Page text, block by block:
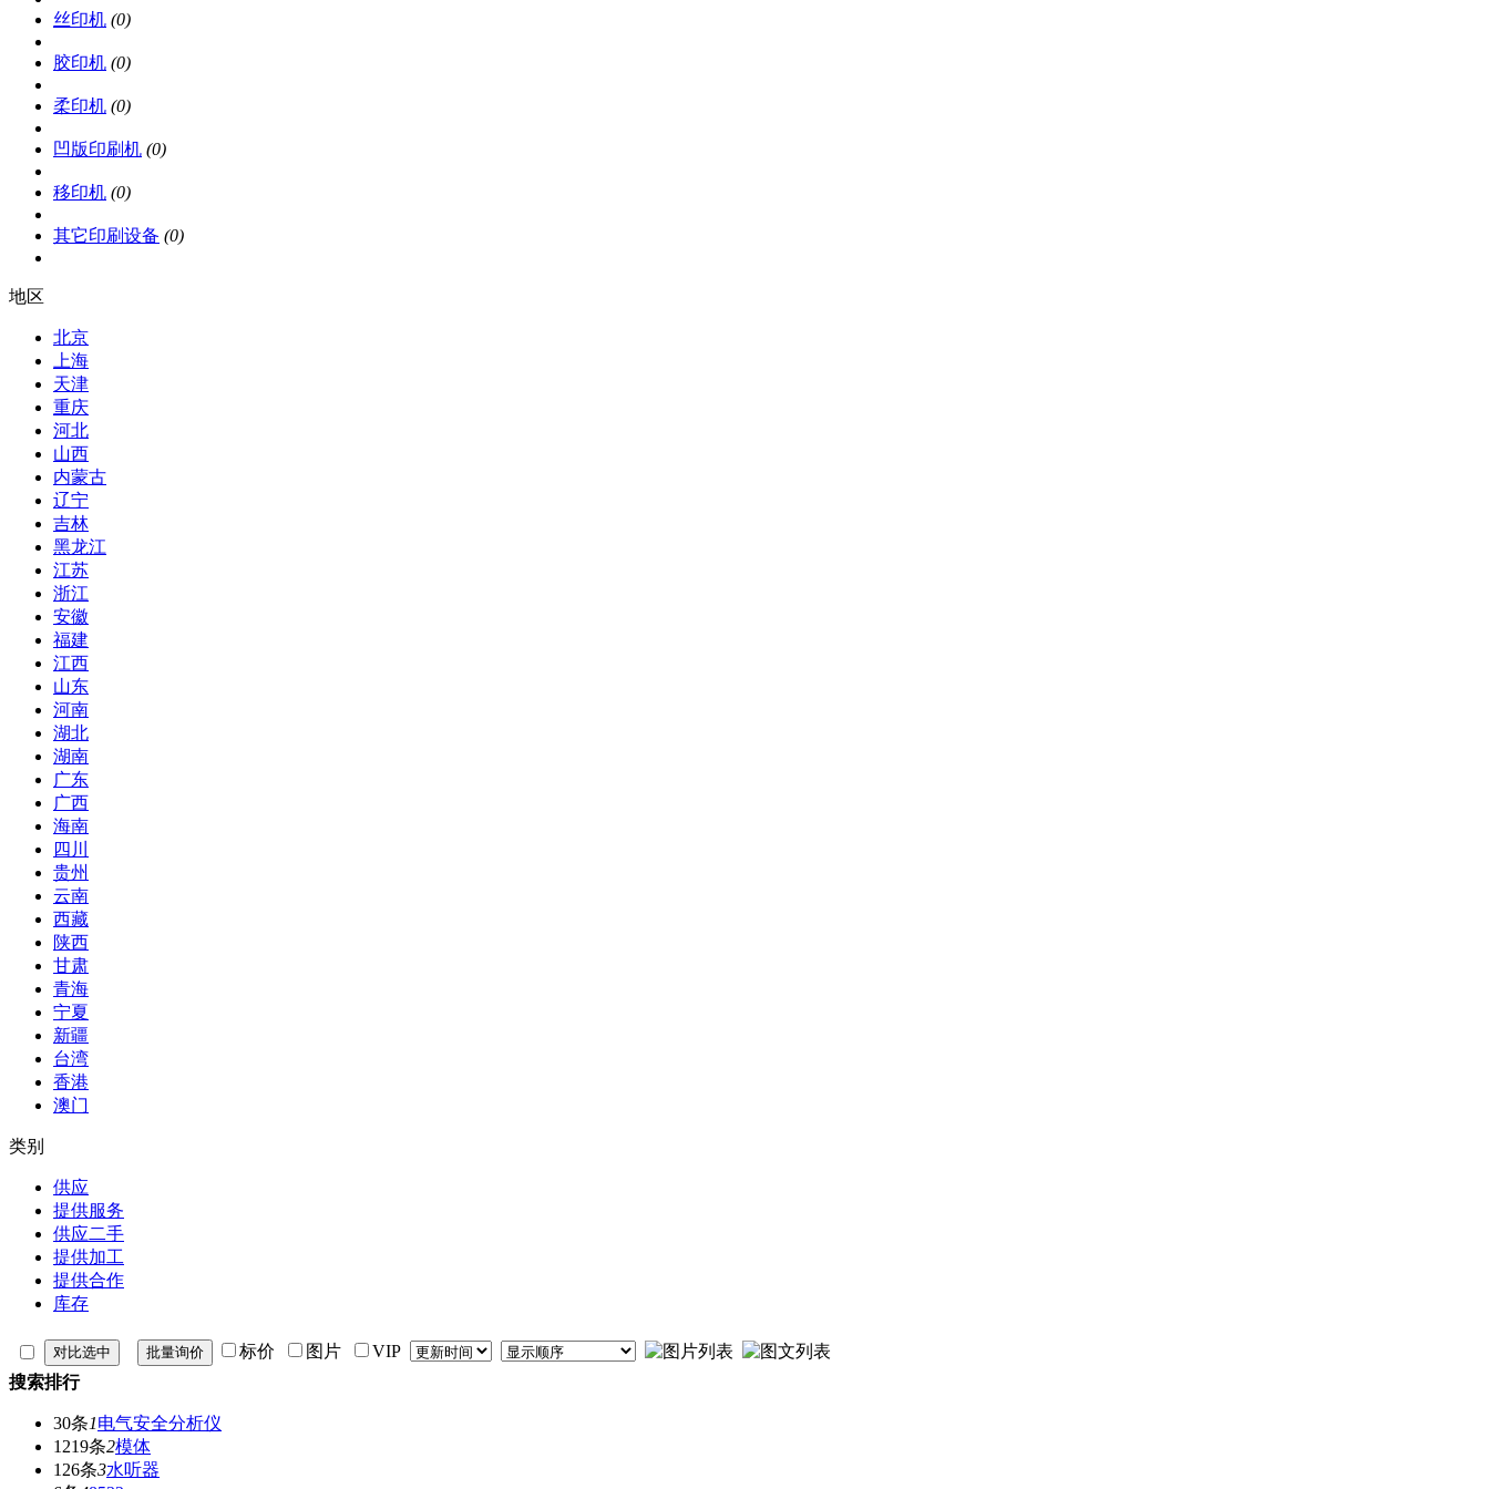
丝印机 (0)
胶印机 (0)
柔印机 (0)
凹版印刷机 (0)
移印机 (0)
其它印刷设备 (0)
地区
北京
上海
天津
重庆
河北
山西
内蒙古
辽宁
吉林
黑龙江
江苏
浙江
安徽
福建
江西
山东
河南
湖北
湖南
广东
广西
海南
四川
贵州
云南
西藏
陕西
甘肃
青海
宁夏
新疆
台湾
香港
澳门
类别
供应
提供服务
供应二手
提供加工
提供合作
库存
标价 图片
VIP
搜索排行
30条1电气安全分析仪
1219条2模体
126条3水听器